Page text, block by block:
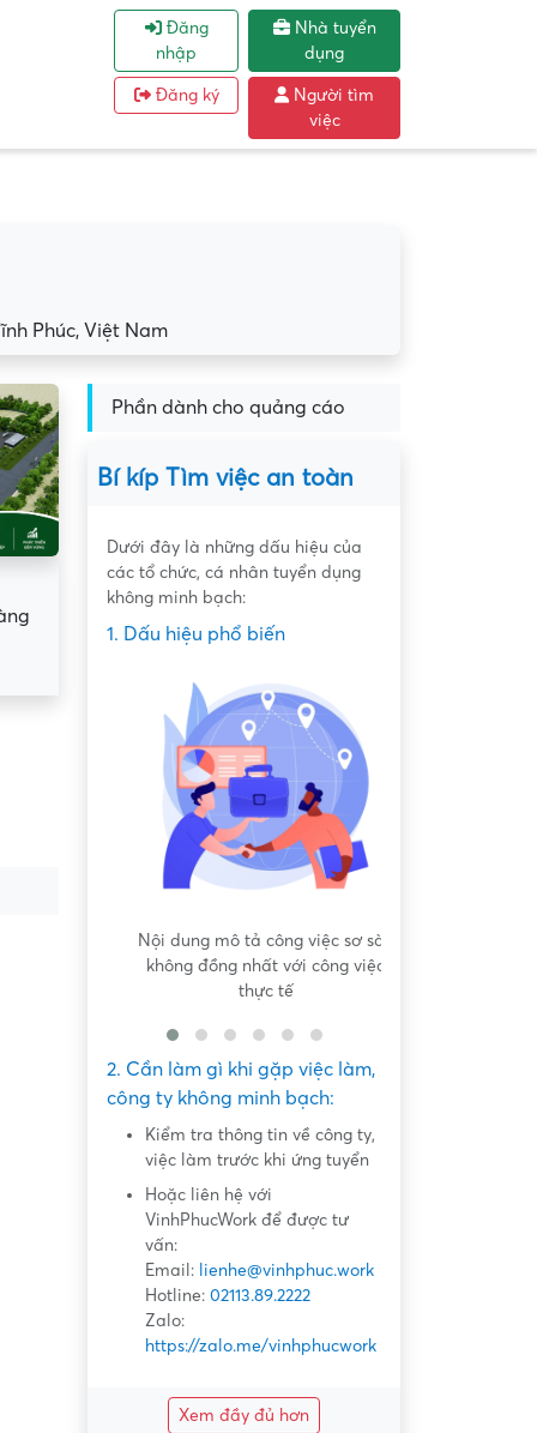
Đăng
nhập
Đăng ký
Nhà tuyển
dụng
Người tìm
việc
Phúc, Việt Nam
Phần dành cho quảng cáo
Bí kíp Tìm việc an toàn
Dưới đây là những dấu hiệu của
các tổ chức, cá nhân tuyển dụng
không minh bạch:
1. Dấu hiệu phổ biến
Nội dung mô tả công việc sơ sài,
không đồng nhất với công việc
thực tế
2. Cần làm gì khi gặp việc làm,
công ty không minh bạch:
Kiểm tra thông tin về công ty,
việc làm trước khi ứng tuyển
Hoặc liên hệ với
VinhPhucWork để được tư
vấn:
Email: lienhe@vinhphuc.work
Hotline: 02113.89.2222
Zalo:
https://zalo.me/vinhphucwork
Xem đầy đủ hơn